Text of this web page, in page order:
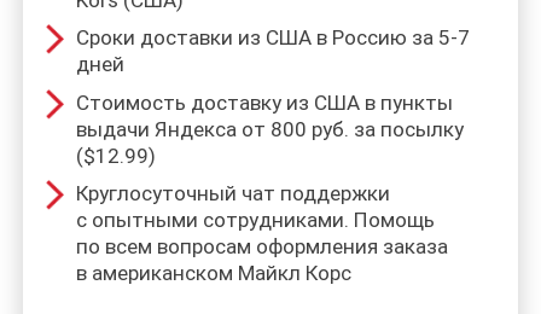
Сроки доставки из США в Россию за 5-7
дней
Стоимость доставку из США в пункты
выдачи Яндекса от 800 руб. за посылку
($12.99)
Круглосуточный чат поддержки
с опытными сотрудниками. Помощь
по всем вопросам оформления заказа
в американском Майкл Корс